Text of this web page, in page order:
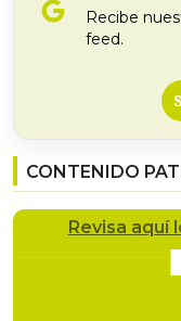
Recibe
feed.
CONTENIDO
Revisa aquí